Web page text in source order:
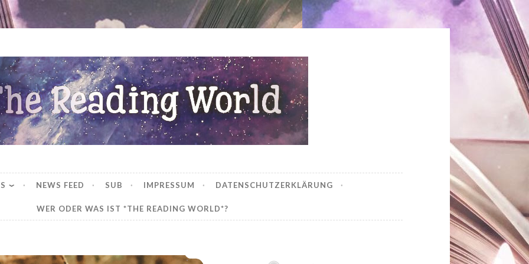
World
NEWS FEED SUB IMPRESSUM DATENSCHUTZERKLÄRUNG
WER ODER WAS IST *THE READING WORLD*?
*Rezension* -> Die Grimm-Chroniken – Die Tochter des Todes (24) von Maya Shepherd